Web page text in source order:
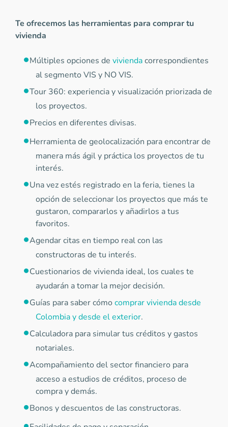
Te ofrecemos las herramientas para comprar tu
vivienda
Múltiples opciones de viviendacorrespondientes
al segmento VIS y NO VIS.
Tour 360: experiencia y visualización priorizada de
los proyectos.
Precios en diferentes divisas.
Herramienta de geolocalización para encontrar de
manera más ágil y práctica los proyectos de tu
interés.
Una vez estés registrado en la feria, tienes la
opción de seleccionar los proyectos que más te
gustaron, compararlos y añadirlos a tus
favoritos.
Agendar citas en tiempo real con las
constructoras de tu interés.
Cuestionarios de vivienda ideal, los cuales te
ayudarán a tomar la mejor decisión.
Guías para saber cómocomprar vivienda desde
Colombia y desde el exterior.
Calculadora para simular tus créditos y gastos
notariales.
Acompañamiento del sector financiero para
acceso a estudios de créditos, proceso de
compra y demás.
Bonos y descuentos de las constructoras.